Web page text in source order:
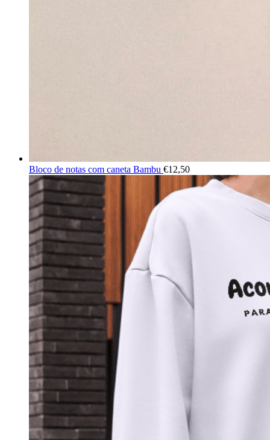
Bloco de notas com caneta Bambu €12,50